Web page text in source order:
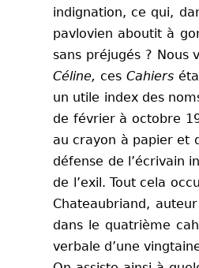
indignation, ce qui,
pavlovien aboutit à
sans préjugés ? Nous
Céline, cesCahiers
un utile index des
de février à octobre
au crayon à papier et
défense de l’écrivain
de l’exil. Tout cela
Chateaubriand,
dans le quatrième
verbale d’une